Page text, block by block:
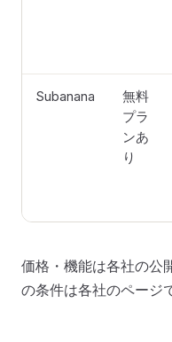
Subanana
無料
プラ
ンあ
り
価格・機能は各社の公
の条件は各社のページ